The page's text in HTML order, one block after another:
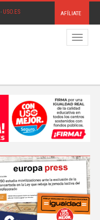
· USO.ES AFÍLIATE
Menú